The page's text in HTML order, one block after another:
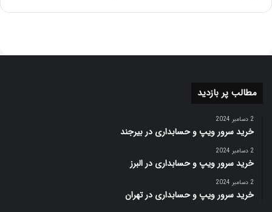
اشاره می‌کنیم:
مزایا
از تکنولوژی‌های پیشرفته شناخته می‌شوند. آن‌ها برای
استقامت و قابلیت اطمینان بالا طراحی شده‌اند و اغلب
دارای ضمانت نامه های طولانی مدت هستند.
برخی از هاردهای وسترن دیجیتال، ظرفیت بالایی را ارائه
می‌دهند که کاربران با نیازهای ذخیره‌سازی بزرگ می‌توانند
مطالب پر بازدید
2 دسامبر 2024
خرید سرور ویپ و حسابداری در بیرجند
2 دسامبر 2024
خرید سرور ویپ و حسابداری در البرز
2 دسامبر 2024
خرید سرور ویپ و حسابداری در تهران